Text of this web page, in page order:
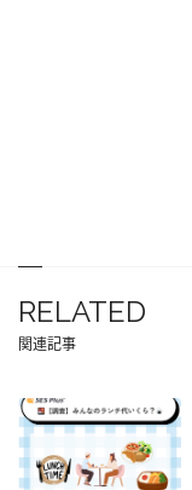
RELATED
関連記事